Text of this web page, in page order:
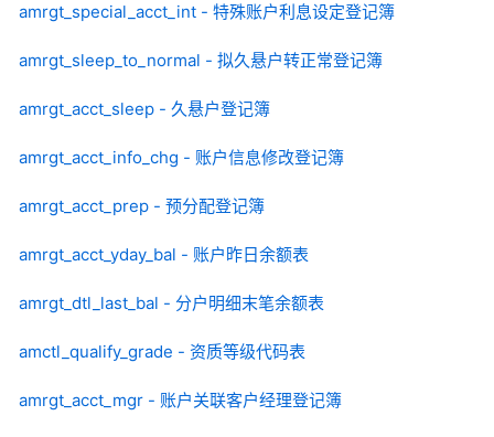
amrgt_special_acct_int - 特殊账户利息设定登记簿
amrgt_sleep_to_normal - 拟久悬户转正常登记簿
amrgt_acct_sleep - 久悬户登记簿
amrgt_acct_info_chg - 账户信息修改登记簿
amrgt_acct_prep - 预分配登记簿
amrgt_acct_yday_bal - 账户昨日余额表
amrgt_dtl_last_bal - 分户明细末笔余额表
amctl_qualify_grade - 资质等级代码表
amrgt_acct_mgr - 账户关联客户经理登记簿